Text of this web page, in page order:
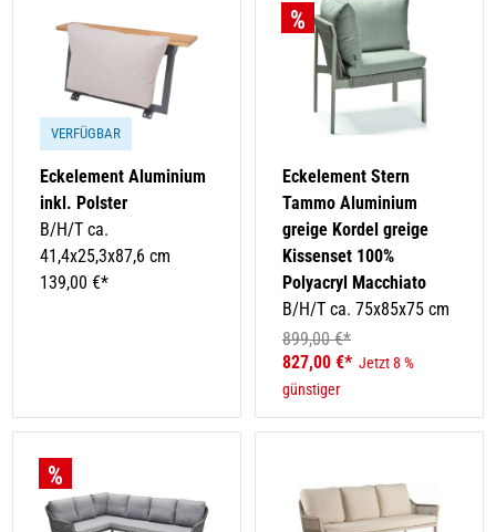
VERFÜGBAR
Eckelement Aluminium
inkl. Polster
B/H/T ca.
41,4x25,3x87,6 cm
139,00 €*
Eckelement Stern
Tammo Aluminium
greige Kordel greige
Kissenset 100%
Polyacryl Macchiato
B/H/T ca. 75x85x75 cm
899,00 €*
827,00 €* Jetzt 8 %
günstiger